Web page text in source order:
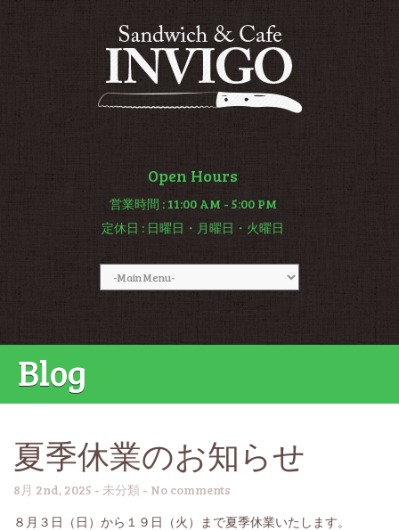
Open Hours
営業時間 : 11:00 AM - 5:00 PM
定休日 : 日曜日・月曜日・火曜日
Blog
夏季休業のお知らせ
8月 2nd, 2025 - 未分類 - No comments
８月３日（日）から１９日（火）まで夏季休業いたします。